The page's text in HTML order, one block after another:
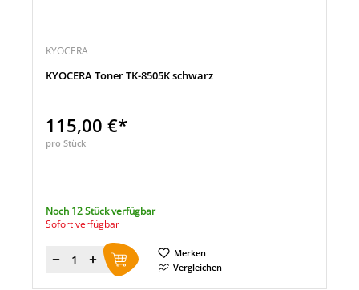
KYOCERA
KYOCERA Toner TK-8505K schwarz
115,00 €*
pro Stück
Noch 12 Stück verfügbar
Sofort verfügbar
Menge
Merken
Vergleichen